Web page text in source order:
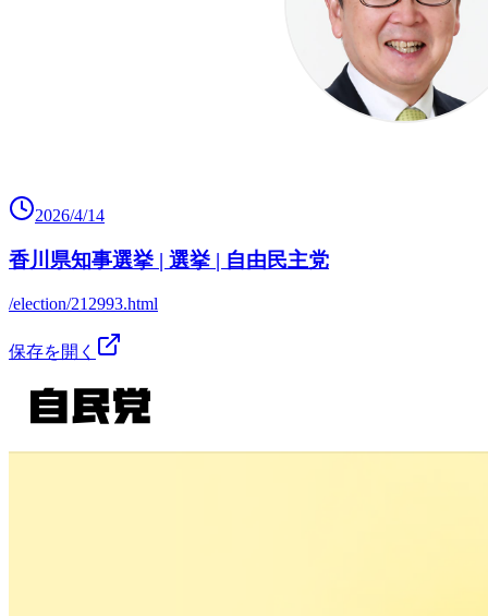
2026/4/14
香川県知事選挙 | 選挙 | 自由民主党
/election/212993.html
保存を開く